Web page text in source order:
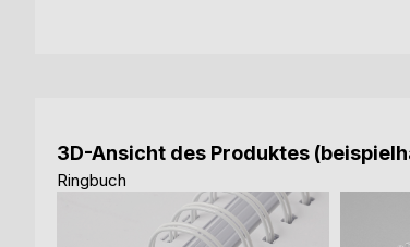
3D-Ansicht des Produktes
Ringbuch